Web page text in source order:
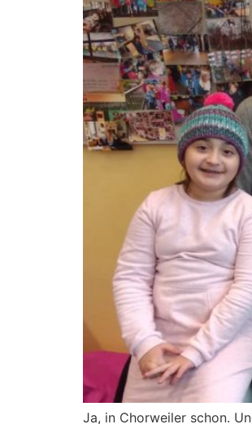
Ja, in Chorweiler schon.